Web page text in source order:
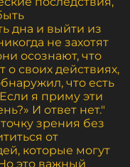
дна и выйти из
не захотят
осознают, что
своих действиях,
что есть
я приму эти
И ответ нет."
зрения без
от
которые могут
это важный